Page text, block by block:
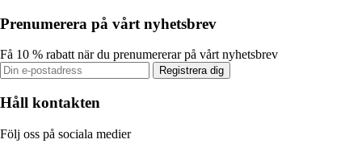
Prenumerera på vårt nyhetsbrev
Få 10 % rabatt när du prenumererar på vårt nyhetsbrev
Registrera dig
Håll kontakten
Följ oss på sociala medier